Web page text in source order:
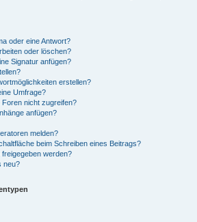
oder eine Antwort?
oder löschen?
Signatur anfügen?
erstellen?
Umfrage?
nicht zugreifen?
anfügen?
melden?
beim Schreiben eines Beitrags?
werden?
neu?